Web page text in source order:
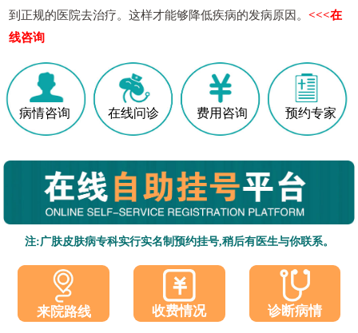
到正规的医院去治疗。这样才能够降低疾病的发病原因。<<<在
线咨询
病情咨询 在线问诊 费用咨询 预约专家
注:广肤皮肤病专科实行实名制预约挂号,稍后有医生与你联系。
来院路线 收费情况 诊断病情